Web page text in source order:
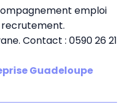
emploi
recrutement.
Contact : 0590 26 21
Guadeloupe